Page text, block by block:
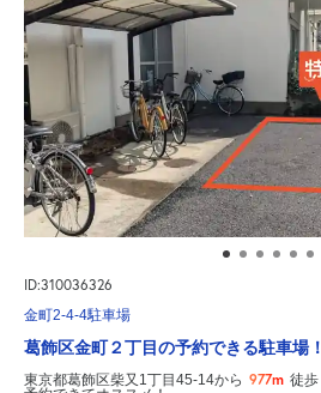
ID:310036326
金町2-4-4駐車場
葛飾区金町２丁目の予約できる駐車場！
東京都葛飾区柴又1丁目45-14から 977m 徒歩